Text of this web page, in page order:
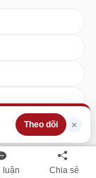
luận Chia sẻ
Theo dõi ×